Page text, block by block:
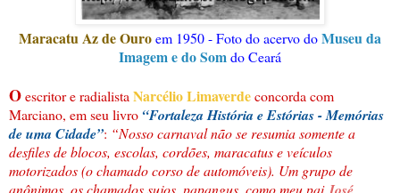
Maracatu Az de Ouroem 1950 - Foto do acervo doMuseu da
Imagem e do Som do Ceará
Oescritor e radialista Narcélio Limaverdeconcorda com
Marciano, em seu livro“Fortaleza História e Estórias - Memórias
de uma Cidade”: “Nosso carnaval não se resumia somente a
desfiles de blocos, escolas, cordões, maracatus e veículos
motorizados (o chamado corso de automóveis). Um grupo de
anônimos, os chamados sujos, papangus, como meu pai José